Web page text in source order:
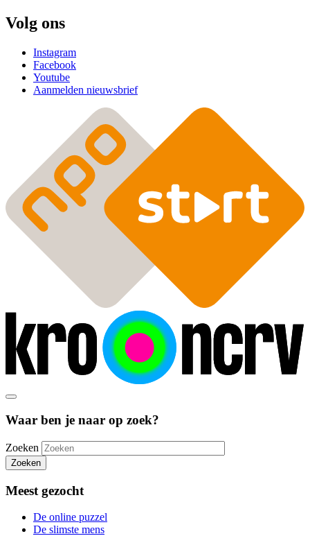
Volg ons
Instagram
Facebook
Youtube
Aanmelden nieuwsbrief
Waar ben je naar op zoek?
Zoeken
Zoeken
Meest gezocht
De online puzzel
De slimste mens